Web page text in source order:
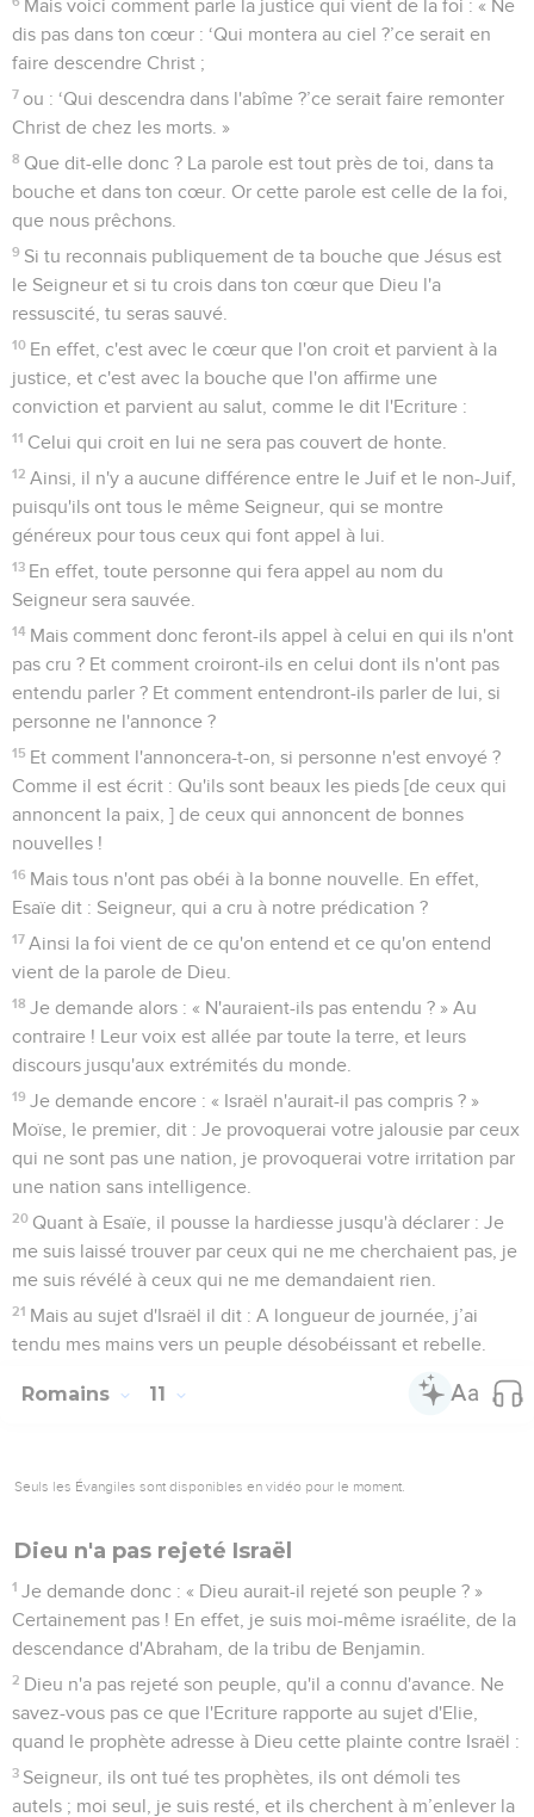
Mais voici comment parle la justice qui vient de la foi : « Ne
dis pas dans ton cœur : ‘Qui montera au ciel ?’ce serait en
faire descendre Christ ;
7 ou : ‘Qui descendra dans l'abîme ?’ce serait faire remonter
Christ de chez les morts. »
8 Que dit-elle donc ? La parole est tout près de toi, dans ta
bouche et dans ton cœur. Or cette parole est celle de la foi,
que nous prêchons.
9 Si tu reconnais publiquement de ta bouche que Jésus est
le Seigneur et si tu crois dans ton cœur que Dieu l'a
ressuscité, tu seras sauvé.
10 En effet, c'est avec le cœur que l'on croit et parvient à la
justice, et c'est avec la bouche que l'on affirme une
conviction et parvient au salut, comme le dit l'Ecriture :
11 Celui qui croit en lui ne sera pas couvert de honte.
12 Ainsi, il n'y a aucune différence entre le Juif et le non-Juif,
puisqu'ils ont tous le même Seigneur, qui se montre
généreux pour tous ceux qui font appel à lui.
13 En effet, toute personne qui fera appel au nom du
Seigneur sera sauvée.
14 Mais comment donc feront-ils appel à celui en qui ils n'ont
pas cru ? Et comment croiront-ils en celui dont ils n'ont pas
entendu parler ? Et comment entendront-ils parler de lui, si
personne ne l'annonce ?
15 Et comment l'annoncera-t-on, si personne n'est envoyé ?
Comme il est écrit : Qu'ils sont beaux les pieds [de ceux qui
annoncent la paix, ] de ceux qui annoncent de bonnes
nouvelles !
16 Mais tous n'ont pas obéi à la bonne nouvelle. En effet,
Esaïe dit : Seigneur, qui a cru à notre prédication ?
17 Ainsi la foi vient de ce qu'on entend et ce qu'on entend
vient de la parole de Dieu.
18 Je demande alors : « N'auraient-ils pas entendu ? » Au
contraire ! Leur voix est allée par toute la terre, et leurs
discours jusqu'aux extrémités du monde.
19 Je demande encore : « Israël n'aurait-il pas compris ? »
Moïse, le premier, dit : Je provoquerai votre jalousie par ceux
qui ne sont pas une nation, je provoquerai votre irritation par
une nation sans intelligence.
20 Quant à Esaïe, il pousse la hardiesse jusqu'à déclarer : Je
me suis laissé trouver par ceux qui ne me cherchaient pas, je
me suis révélé à ceux qui ne me demandaient rien.
21 Mais au sujet d'Israël il dit : A longueur de journée, j’ai
tendu mes mains vers un peuple désobéissant et rebelle.
Romains 11
Seuls les Évangiles sont disponibles en vidéo pour le moment.
Dieu n'a pas rejeté Israël
1 Je demande donc : « Dieu aurait-il rejeté son peuple ? »
Certainement pas ! En effet, je suis moi-même israélite, de la
descendance d'Abraham, de la tribu de Benjamin.
2 Dieu n'a pas rejeté son peuple, qu'il a connu d'avance. Ne
savez-vous pas ce que l'Ecriture rapporte au sujet d'Elie,
quand le prophète adresse à Dieu cette plainte contre Israël :
3 Seigneur, ils ont tué tes prophètes, ils ont démoli tes
autels ; moi seul, je suis resté, et ils cherchent à m’enlever la